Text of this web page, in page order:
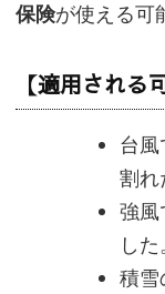
保険が使える可
【適用される
台
割れ
強風
した。
積雪